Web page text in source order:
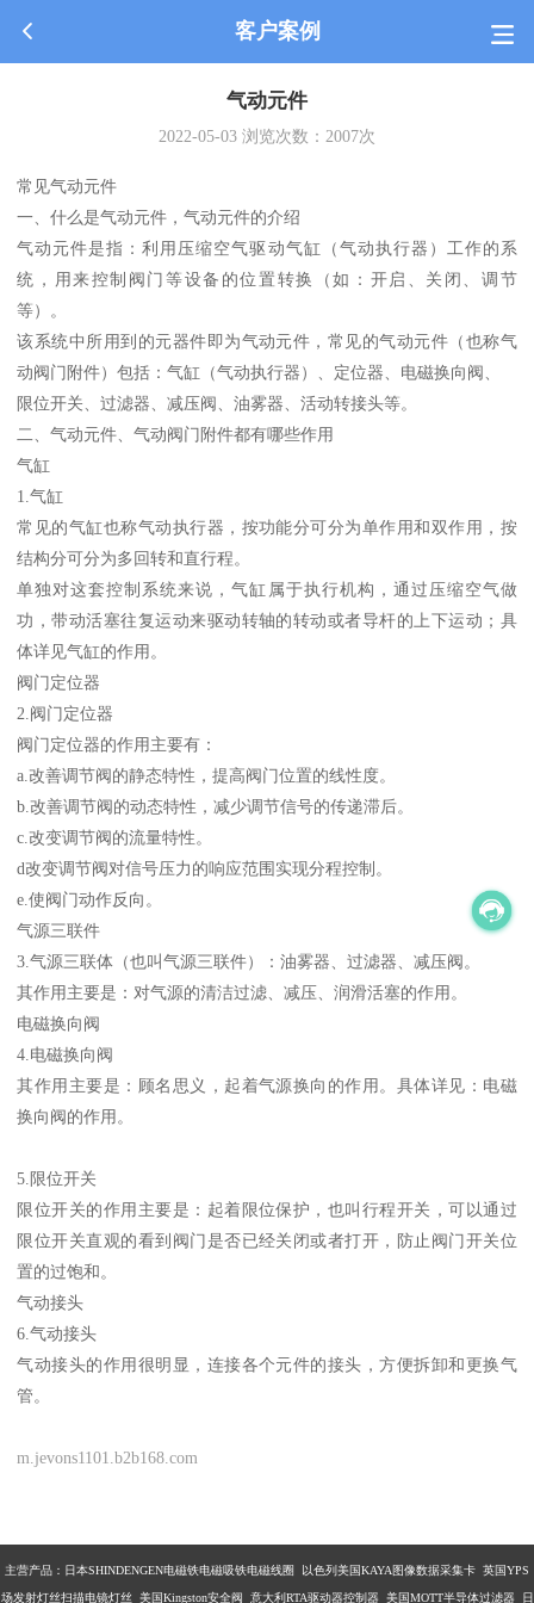
客户案例
气动元件
2022-05-03 浏览次数： 2007次
常见气动元件
一、什么是气动元件，气动元件的介绍
气动元件是指：利用压缩空气驱动气缸（气动执行器）工作的系
统，用来控制阀门等设备的位置转换（如：开启、关闭、调节
等）。
该系统中所用到的元器件即为气动元件，常见的气动元件（也称气
动阀门附件）包括：气缸（气动执行器）、定位器、电磁换向阀、
限位开关、过滤器、减压阀、油雾器、活动转接头等。
二、气动元件、气动阀门附件都有哪些作用
气缸
1.气缸
常见的气缸也称气动执行器，按功能分可分为单作用和双作用，按
结构分可分为多回转和直行程。
单独对这套控制系统来说，气缸属于执行机构，通过压缩空气做
功，带动活塞往复运动来驱动转轴的转动或者导杆的上下运动；具
体详见气缸的作用。
阀门定位器
2.阀门定位器
阀门定位器的作用主要有：
a.改善调节阀的静态特性，提高阀门位置的线性度。
b.改善调节阀的动态特性，减少调节信号的传递滞后。
c.改变调节阀的流量特性。
d改变调节阀对信号压力的响应范围实现分程控制。
e.使阀门动作反向。
气源三联件
3.气源三联体（也叫气源三联件）：油雾器、过滤器、减压阀。
其作用主要是：对气源的清洁过滤、减压、润滑活塞的作用。
电磁换向阀
4.电磁换向阀
其作用主要是：顾名思义，起着气源换向的作用。具体详见：电磁
换向阀的作用。
5.限位开关
限位开关的作用主要是：起着限位保护，也叫行程开关，可以通过
限位开关直观的看到阀门是否已经关闭或者打开，防止阀门开关位
置的过饱和。
气动接头
6.气动接头
气动接头的作用很明显，连接各个元件的接头，方便拆卸和更换气
管。
m.jevons1101.b2b168.com
主营产品： 日本SHINDENGEN电磁铁电磁吸铁电磁线圈 以色列美国KAYA图像数据采集卡 英国YPS
场发射灯丝扫描电镜灯丝 美国Kingston安全阀 意大利RTA驱动器控制器 美国MOTT半导体过滤器 日